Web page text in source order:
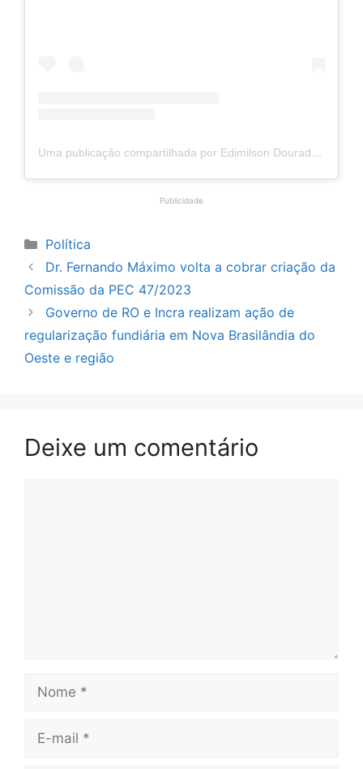
Uma publicação compartilhada por Edimilson Dourado (@edimilsondouradoo)
Publicidade
Categorias
Política
Dr. Fernando Máximo volta a cobrar criação da
Comissão da PEC 47/2023
Governo de RO e Incra realizam ação de
regularização fundiária em Nova Brasilândia do
Oeste e região
Deixe um comentário
mail